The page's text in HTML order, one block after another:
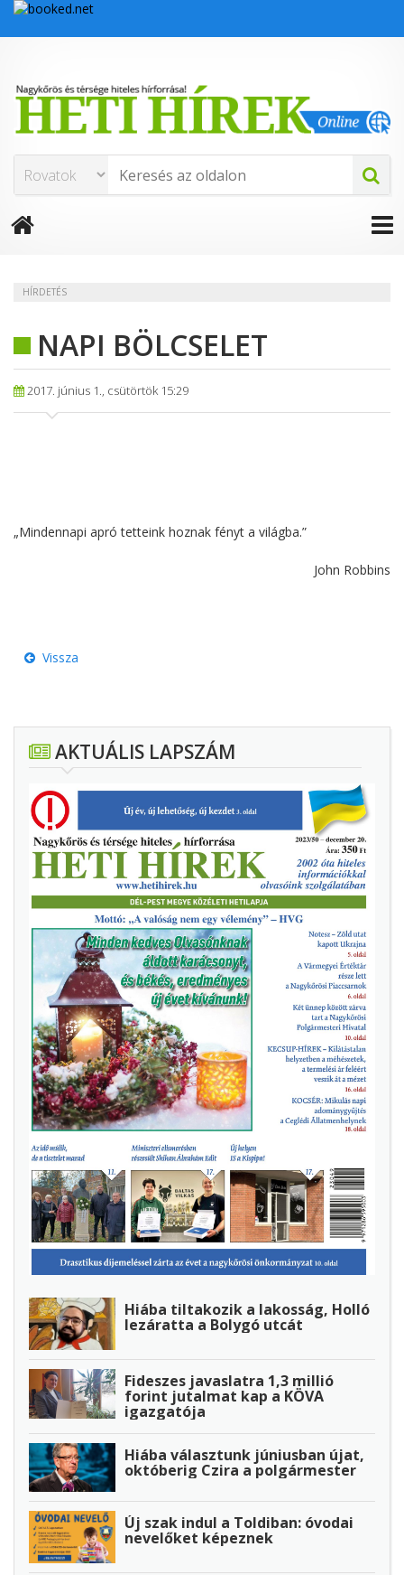
HÍRDETÉS
NAPI BÖLCSELET
2017. június 1., csütörtök 15:29
„Mindennapi apró tetteink hoznak fényt a világba.”
John Robbins
Vissza
AKTUÁLIS LAPSZÁM
Hiába tiltakozik a lakosság, Holló
lezáratta a Bolygó utcát
Fideszes javaslatra 1,3 millió
forint jutalmat kap a KÖVA
igazgatója
Hiába választunk júniusban újat,
októberig Czira a polgármester
Új szak indul a Toldiban: óvodai
nevelőket képeznek